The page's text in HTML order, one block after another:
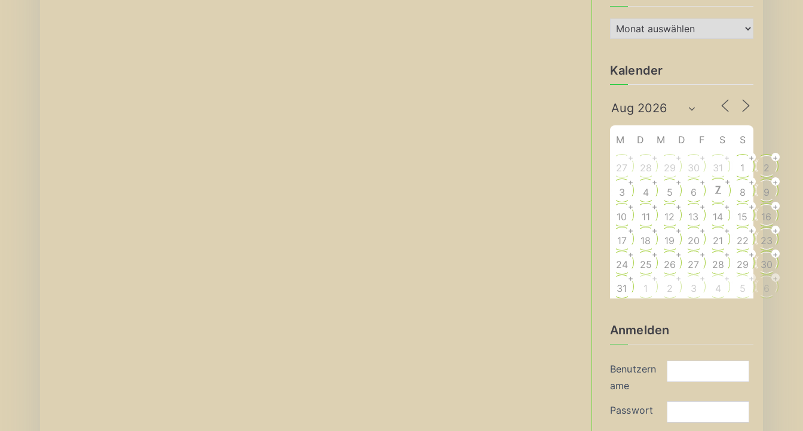
r
h
v
Kalender
M D M D F S S
27
+
28
+
29
+
30
+
31
+
1
+
2
+
3
+
4
+
5
+
6
+
7
+
8
+
9
+
10
+
11
+
12
+
13
+
14
+
15
+
16
+
17
+
18
+
19
+
20
+
21
+
22
+
23
+
24
+
25
+
26
+
27
+
28
+
29
+
30
+
31
+
1
+
2
+
3
+
4
+
5
+
6
+
Anmelden
Benutzern
ame
Passwort